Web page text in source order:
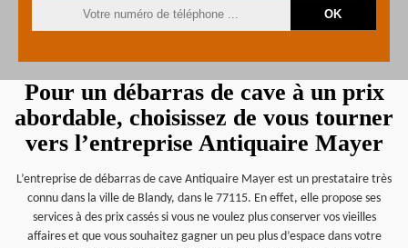
Pour un débarras de cave à un prix
abordable, choisissez de vous tourner
vers l’entreprise Antiquaire Mayer
L’entreprise de débarras de cave Antiquaire Mayer est un prestataire très
connu dans la ville de Blandy, dans le 77115. En effet, elle propose ses
services à des prix cassés si vous ne voulez plus conserver vos vieilles
affaires et que vous souhaitez gagner un peu plus d’espace dans votre